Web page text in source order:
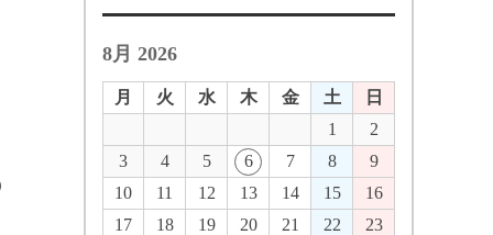
8月 2026
月 火 水 木 金 土
日
1
2
3
4 5 6 7 8
9
10
11 12 13 14 15
16
17
18 19 20 21 22
23